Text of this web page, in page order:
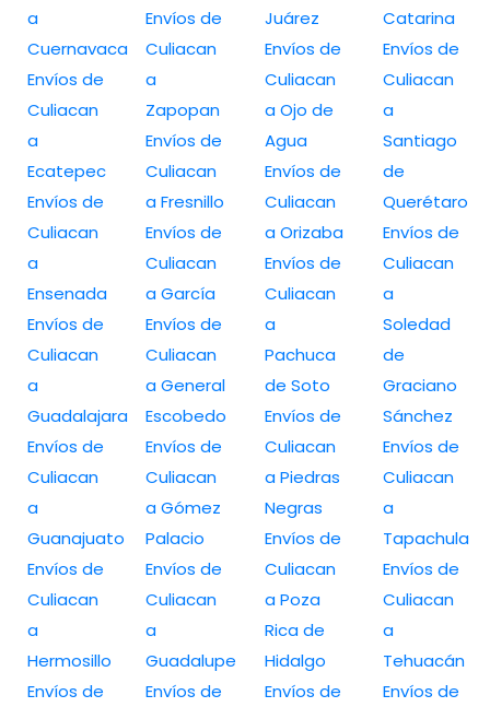
a
Cuernavaca
Envíos de
Culiacan
a
Ecatepec
Envíos de
Culiacan
a
Ensenada
Envíos de
Culiacan
a
Guadalajara
Envíos de
Culiacan
a
Guanajuato
Envíos de
Culiacan
a
Hermosillo
Envíos de
Envíos de
Culiacan
a
Zapopan
Envíos de
Culiacan
a Fresnillo
Envíos de
Culiacan
a García
Envíos de
Culiacan
a General
Escobedo
Envíos de
Culiacan
a Gómez
Palacio
Envíos de
Culiacan
a
Guadalupe
Envíos de
Juárez
Envíos de
Culiacan
a Ojo de
Agua
Envíos de
Culiacan
a Orizaba
Envíos de
Culiacan
a
Pachuca
de Soto
Envíos de
Culiacan
a Piedras
Negras
Envíos de
Culiacan
a Poza
Rica de
Hidalgo
Envíos de
Catarina
Envíos de
Culiacan
a
Santiago
de
Querétaro
Envíos de
Culiacan
a
Soledad
de
Graciano
Sánchez
Envíos de
Culiacan
a
Tapachula
Envíos de
Culiacan
a
Tehuacán
Envíos de